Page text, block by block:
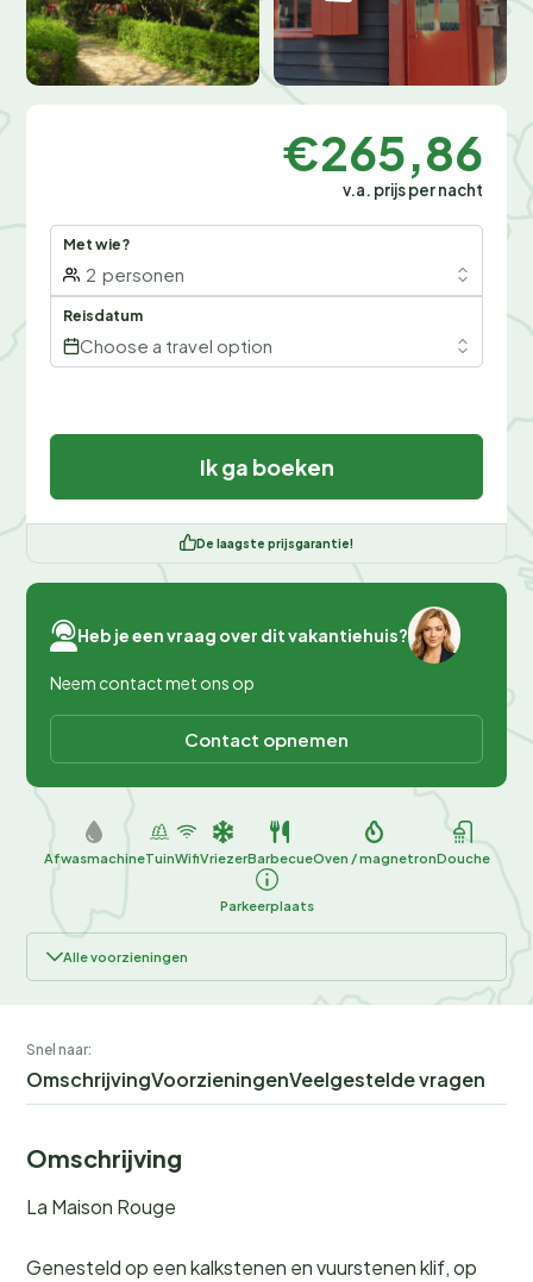
€265,86
v.a. prijs per nacht
Met wie?
2 personen
Reisdatum
Choose a travel option
Ik ga boeken
De laagste prijsgarantie!
Heb je een vraag over dit vakantiehuis?
Neem contact met ons op
Contact opnemen
AfwasmachineTuinWifiVriezerBarbecueOven / magnetronDouche
Parkeerplaats
Alle voorzieningen
Snel naar:
OmschrijvingVoorzieningenVeelgestelde vragen
Omschrijving
La Maison Rouge
Genesteld op een kalkstenen en vuurstenen klif, op